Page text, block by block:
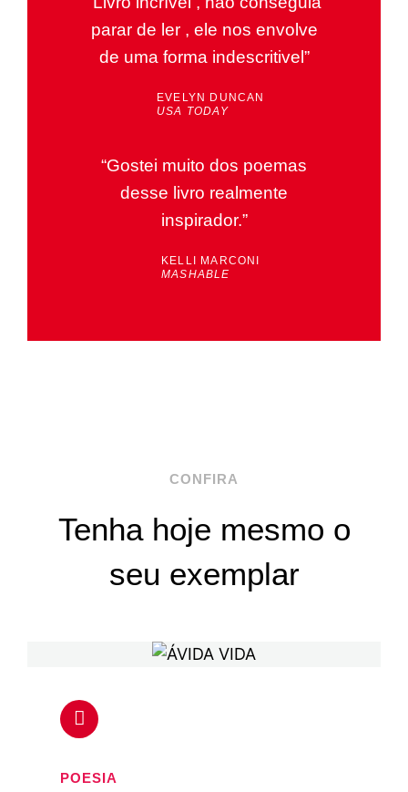
parar de ler , ele nos envolve
de uma forma indescritivel”
EVELYN DUNCAN
USA TODAY
“Gostei muito dos poemas
desse livro realmente
inspirador.”
KELLI MARCONI
MASHABLE
CONFIRA
Tenha hoje mesmo o
seu exemplar
POESIA